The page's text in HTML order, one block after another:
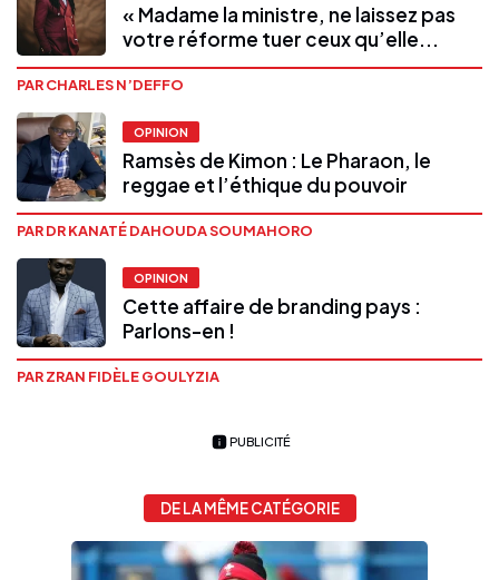
« Madame la ministre, ne laissez pas
votre réforme tuer ceux qu’elle...
PAR CHARLES N’DEFFO
OPINION
Ramsès de Kimon : Le Pharaon, le
reggae et l’éthique du pouvoir
PAR DR KANATÉ DAHOUDA SOUMAHORO
OPINION
Cette affaire de branding pays :
Parlons-en !
PAR ZRAN FIDÈLE GOULYZIA
PUBLICITÉ
DE LA MÊME CATÉGORIE